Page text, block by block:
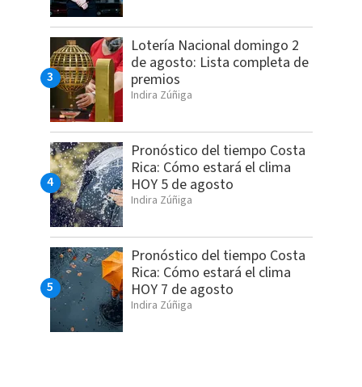
Lotería Nacional domingo 2
de agosto: Lista completa de
premios
Indira Zúñiga
Pronóstico del tiempo Costa
Rica: Cómo estará el clima
HOY 5 de agosto
Indira Zúñiga
Pronóstico del tiempo Costa
Rica: Cómo estará el clima
HOY 7 de agosto
Indira Zúñiga